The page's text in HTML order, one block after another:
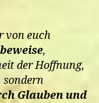
von euch
,
der Hoffnung,
sondern
Glauben und